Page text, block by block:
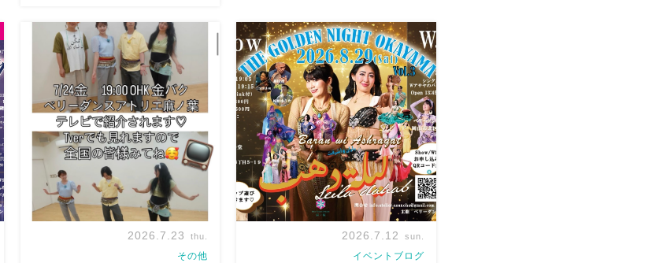
8月以降のショースケジュールです♡皆
様にお会いできますように
ご予約は
メッセージください
お待ちしていま
す
Ashraqat Show Schedule
岡山・8/22(土) […]
8/22土 古都学区のふれあい祭りにて
踊らせていただきます♡太鼓も叩くよ
ー！私たちは18:40頃から出演です屋台
も出てとても楽しいお祭りになりそう
私たちも踊った後は祭りを楽しみま
す
遊びにいら […]
2026.7.23 thu.
その他
2026.7.12 sun.
イベントブログ